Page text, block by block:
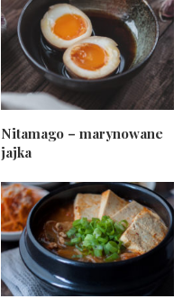
Nitamago – marynowane
jajka